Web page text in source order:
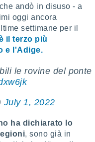
andò in disuso - a
oggi ancora
settimane per il
il terzo più
e l'Adige.
le rovine del ponte
July 1, 2022
ha dichiarato lo
, sono già in